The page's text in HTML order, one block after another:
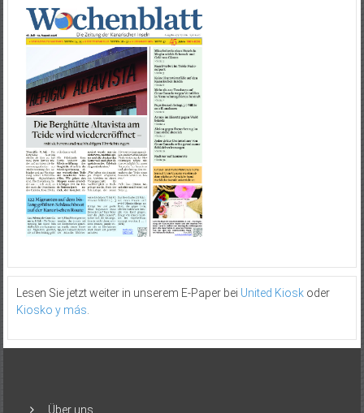
Lesen Sie jetzt weiter in unserem E-Paper bei United Kioskoder
Kiosko y más
Über uns